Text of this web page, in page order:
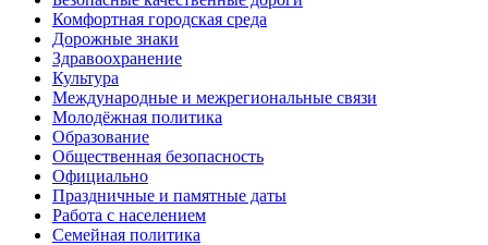
Комфортная городская среда
Дорожные знаки
Здравоохранение
Культура
Международные и межрегиональные связи
Молодёжная политика
Образование
Общественная безопасность
Официально
Праздничные и памятные даты
Работа с населением
Семейная политика